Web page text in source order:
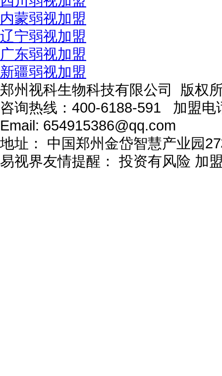
内蒙弱视加盟
辽宁弱视加盟
广东弱视加盟
新疆弱视加盟
郑州视科生物科技有限公司 版
咨询热线： 400-6188-591 加盟电
Email: 654915386@qq.com
地址：
中国郑州金岱智慧产业园
易视界友情提醒：
投资有风险 加